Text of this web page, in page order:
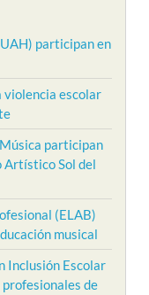
participan en
violencia escolar
participan
Artístico Sol del
(ELAB)
musical
Inclusión Escolar
de